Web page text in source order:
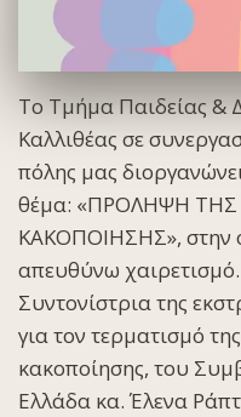
Το Τμήμα Παιδείας &
Καλλιθέας σε
πόλης μας
θέμα: «ΠΡΟΛΗΨΗ ΤΗΣ
ΚΑΚΟΠΟΙΗΣΗΣ», στην
απευθύνω
Συντονίστρια της
για τον τερματισμό
κακοποίησης, του
Ελλάδα κα. Έλενα